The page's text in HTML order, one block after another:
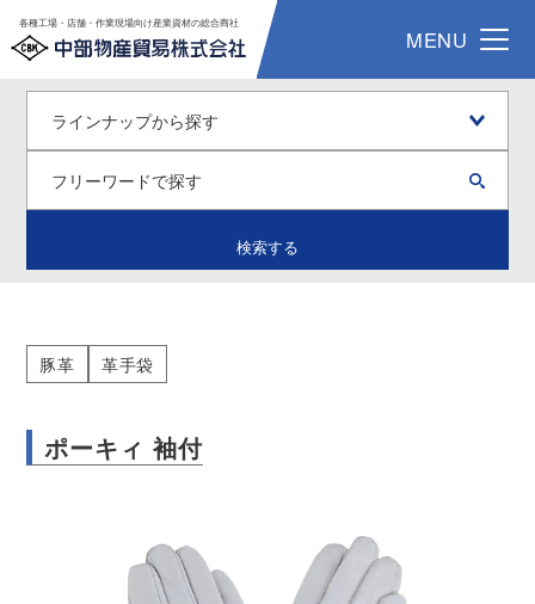
各種工場・店舗・作業現場向け産業資材の総合商社
MENU
検索する
豚革 革手袋
ポーキィ 袖付